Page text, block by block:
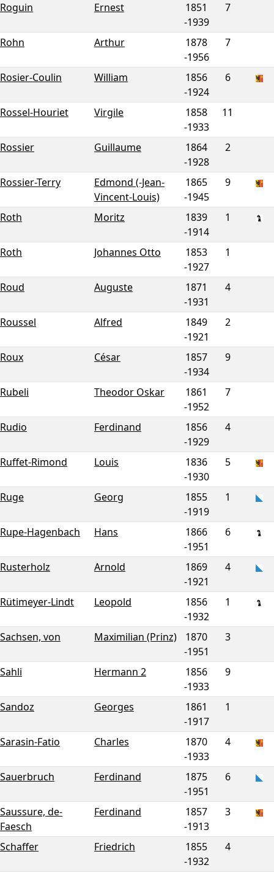
Roguin Ernest
1851
-1939
7
Rohn Arthur
1878
-1956
7
Rosier-Coulin William
1856
-1924
6
Rossel-Houriet Virgile
1858
-1933
11
Rossier Guillaume
1864
-1928
2
Rossier-Terry
Edmond (-Jean-
Vincent-Louis)
1865
-1945
9
Roth Moritz
1839
-1914
1
Roth Johannes Otto
1853
-1927
1
Roud Auguste
1871
-1931
4
Roussel Alfred
1849
-1921
2
Roux César
1857
-1934
9
Rubeli Theodor Oskar
1861
-1952
7
Rudio Ferdinand
1856
-1929
4
Ruffet-Rimond Louis
1836
-1930
5
Ruge Georg
1855
-1919
1
Rupe-Hagenbach Hans
1866
-1951
6
Rusterholz Arnold
1869
-1921
4
Rütimeyer-Lindt Leopold
1856
-1932
1
Sachsen, von Maximilian (Prinz)
1870
-1951
3
Sahli Hermann 2
1856
-1933
9
Sandoz Georges
1861
-1917
1
Sarasin-Fatio Charles
1870
-1933
4
Sauerbruch Ferdinand
1875
-1951
6
Saussure, de-
Faesch
Ferdinand
1857
-1913
3
Schaffer Friedrich
1855
-1932
4